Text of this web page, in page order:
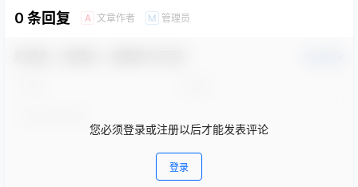
装项目）
0 条回复 A 文章作者 M 管理员
您必须登录或注册以后才能发表评论
登录